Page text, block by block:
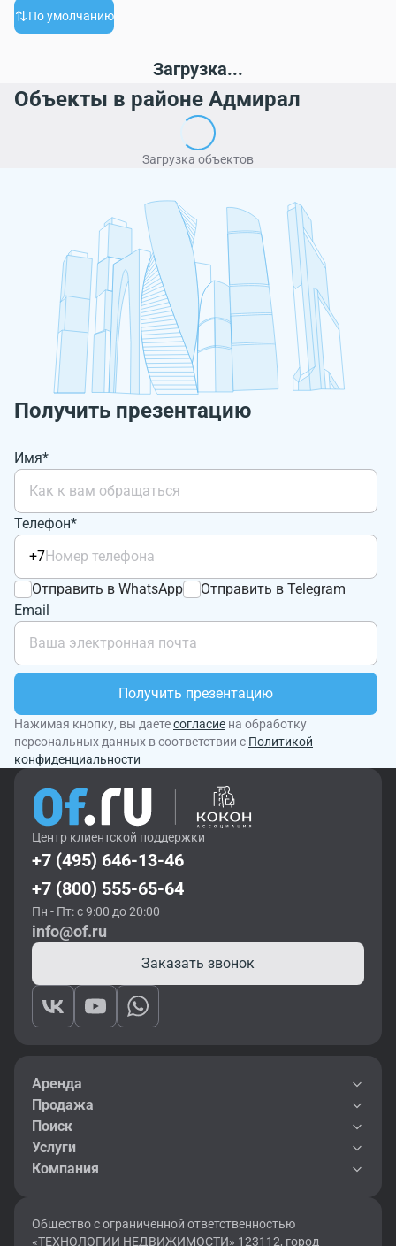
По умолчанию
Загрузка...
Объекты в районе Адмирал
Загрузка объектов
Получить презентацию
Имя*
Телефон*
+7
Отправить в WhatsApp
Отправить в Telegram
Email
Получить презентацию
Нажимая кнопку, вы даетесогласие на обработку
персональных данных в соответствии с Политикой
конфиденциальности
Центр клиентской поддержки
+7 (495) 646-13-46
+7 (800) 555-65-64
Пн - Пт: с 9:00 до 20:00
info@of.ru
Заказать звонок
Аренда
Продажа
Поиск
Услуги
Компания
Общество с ограниченной ответственностью
«ТЕХНОЛОГИИ НЕДВИЖИМОСТИ» 123112, город